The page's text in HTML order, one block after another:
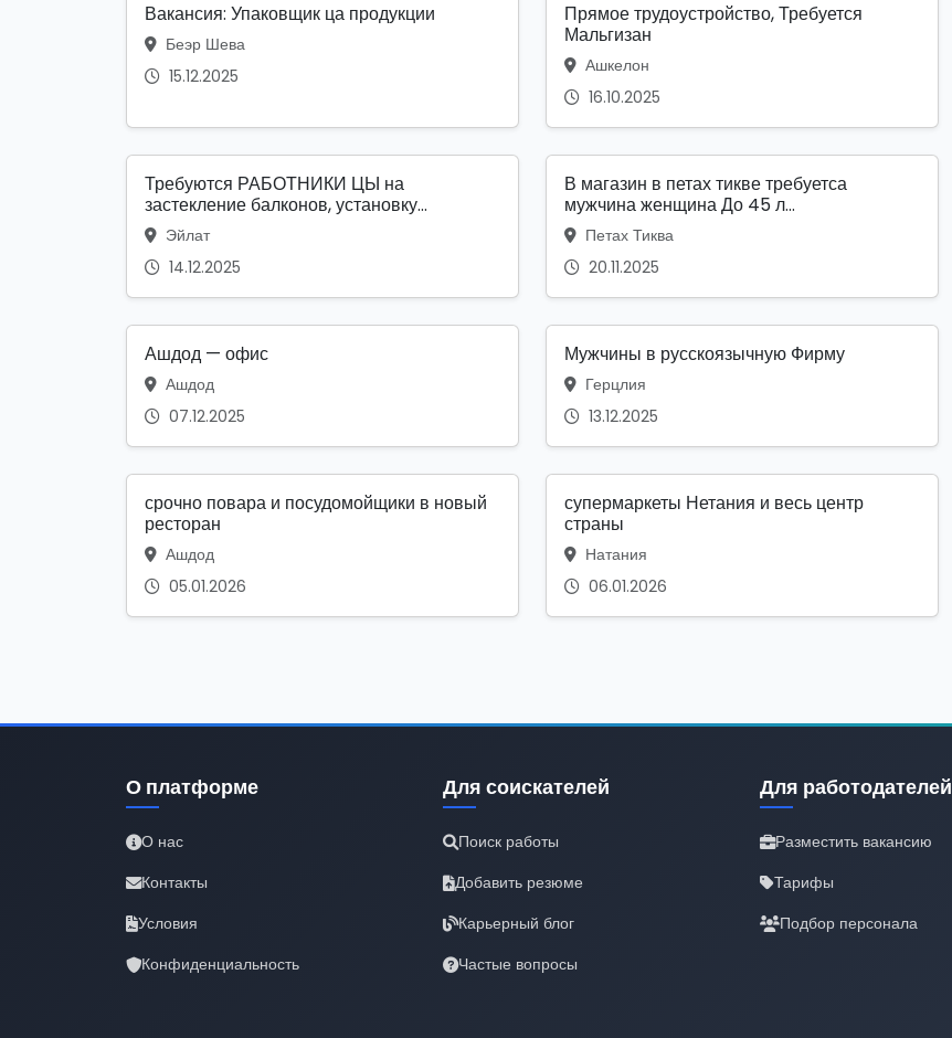
Вакансия: Упаковщик ца продукции
Беэр Шева
15.12.2025
Прямое трудоустройство, Требуется
Мальгизан
Ашкелон
16.10.2025
Требуются РАБОТНИКИ ЦЫ на
застекление балконов, установку...
Эйлат
14.12.2025
В магазин в петах тикве требуетса
мужчина женщина До 45 л...
Петах Тиква
20.11.2025
Ашдод — офис
Ашдод
07.12.2025
Мужчины в русскоязычную Фирму
Герцлия
13.12.2025
срочно повара и посудомойщики в новый
ресторан
Ашдод
05.01.2026
супермаркеты Нетания и весь центр
страны
Натания
06.01.2026
О платформе
О нас
Контакты
Условия
Конфиденциальность
Для соискателей
Поиск работы
Добавить резюме
Карьерный блог
Частые вопросы
Для работодателей
Разместить вакансию
Тарифы
Подбор персонала